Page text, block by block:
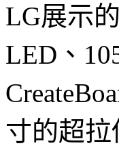
LG展示
LED、
寸的超